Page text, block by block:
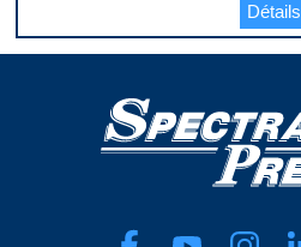
Tank; with
Spécifications
verrouillage
Détails